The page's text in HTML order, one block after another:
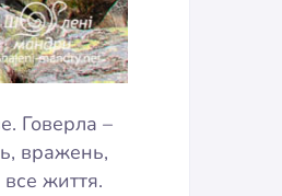
Говерла –
вражень,
все життя.